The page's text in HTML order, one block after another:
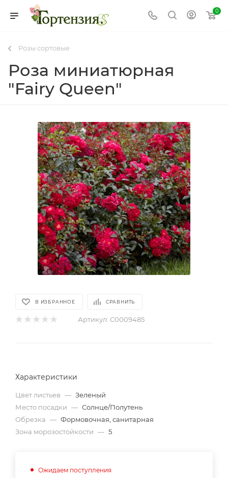
0
Розы сортовые
Роза миниатюрная
"Fairy Queen"
В ИЗБРАННОЕ СРАВНИТЬ
Артикул: С0009485
Характеристики
Цвет листьев — Зеленый
Место посадки — Солнце/Полутень
Обрезка — Формовочная, санитарная
Зона морозостойкости — 5
Ожидаем поступления